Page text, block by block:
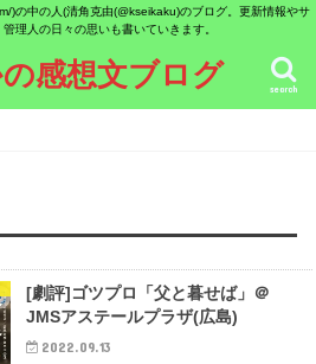
)の中の人(清角克由(@kseikaku)のブログ。更新情報やサ
理人の日々の思いも書いていきます。
感想文ブログ search
[劇評]ゴツプロ「父と暮せば」＠
JMSアステールプラザ(広島)
2022.09.13